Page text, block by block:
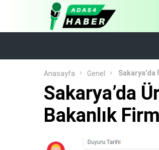
Anasayfa Genel
Sakarya’da
Bakanlık